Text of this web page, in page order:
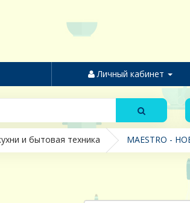
Личный кабинет
и бытовая техника MAESTRO -